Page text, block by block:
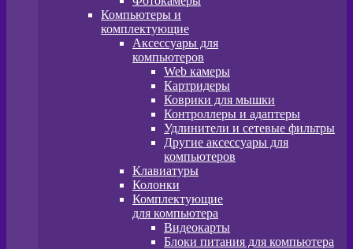
Компьютеры и
комплектующие
Аксессуары для
компьютеров
Web камеры
Картридеры
Коврики для мышки
Контроллеры и адаптеры
Удлинители и сетевые фильтры
Другие аксессуары для
компьютеров
Клавиатуры
Колонки
Комплектующие
для компьютера
Видеокарты
Блоки питания для компьютера